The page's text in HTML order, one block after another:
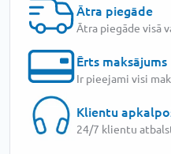
Ātra piegāde
Ātra piegāde visā
Ērts maksājums
Ir pieejami visi
Klientu
24/7 klientu